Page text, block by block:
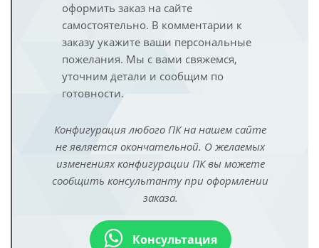
оформить заказ на сайте
самостоятельно. В комментарии к
заказу укажите ваши персональные
пожелания. Мы с вами свяжемся,
уточним детали и сообщим по
готовности.
Конфигурация любого ПК на нашем сайте
не является окончательной. О желаемых
изменениях конфигурации ПК вы можете
сообщить консультанту при оформлении
заказа.
Консультация